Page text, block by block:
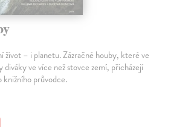
– i planetu. Zázračné houby, které ve
ve více než stovce zemí, přicházejí
průvodce.